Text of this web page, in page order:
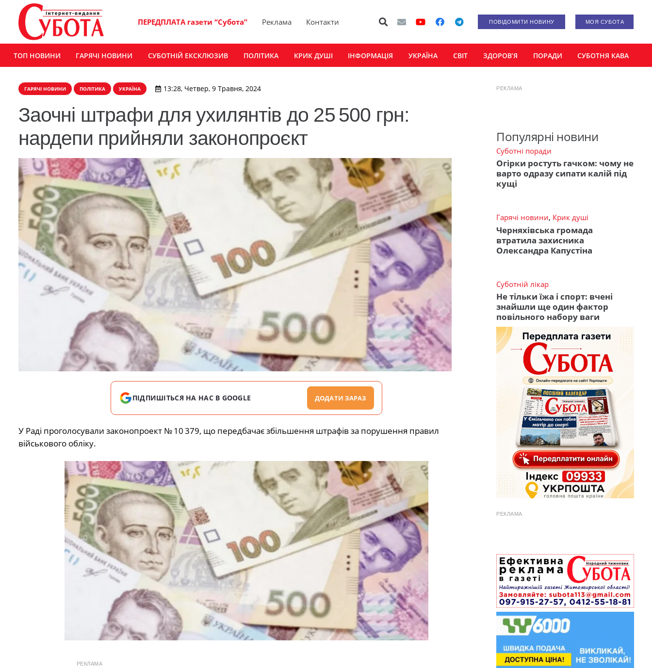
ПЕРЕДПЛАТА газети “Субота” Реклама Контакти ПОВІДОМИТИ НОВИНУ МОЯ СУБОТА
ТОП НОВИНИ ГАРЯЧІ НОВИНИ СУБОТНІЙ ЕКСКЛЮЗИВ ПОЛІТИКА КРИК ДУШІ ІНФОРМАЦІЯ УКРАЇНА СВІТ ЗДОРОВ’Я ПОРАДИ СУБОТНЯ КАВА
ГАРЯЧІ НОВИНИ ПОЛІТИКА УКРАЇНА 13:28, Четвер, 9 Травня, 2024
Заочні штрафи для ухилянтів до 25 500 грн:
нардепи прийняли законопроєкт
ПІДПИШІТЬСЯ НА НАС В GOOGLE ДОДАТИ ЗАРАЗ
У Раді проголосували законопроект № 10 379, що передбачає збільшення штрафів за порушення правил
військового обліку.
РЕКЛАМА
РЕКЛАМА
Популярні новини
Суботні поради
Огірки ростуть гачком: чому не
варто одразу сипати калій під
кущі
Гарячі новини, Крик душі
Черняхівська громада
втратила захисника
Олександра Капустіна
Суботній лікар
Не тільки їжа і спорт: вчені
знайшли ще один фактор
повільного набору ваги
РЕКЛАМА